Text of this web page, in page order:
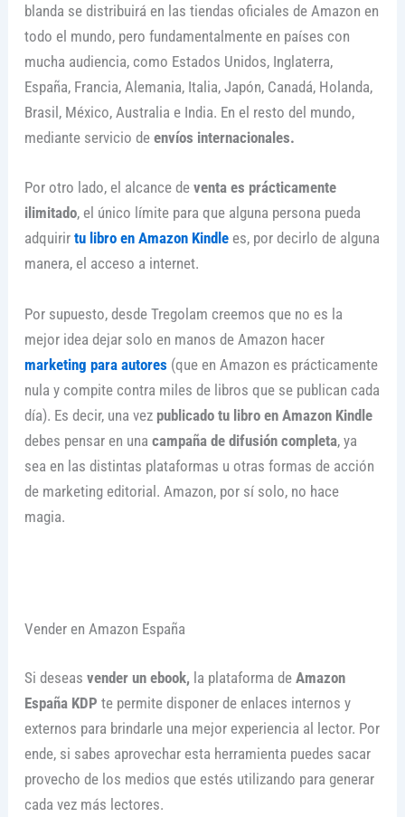
blanda se distribuirá en las tiendas oficiales de Amazon en
todo el mundo, pero fundamentalmente en países con
mucha audiencia, como Estados Unidos, Inglaterra,
España, Francia, Alemania, Italia, Japón, Canadá, Holanda,
Brasil, México, Australia e India. En el resto del mundo,
mediante servicio de envíos internacionales.
Por otro lado, el alcance de venta es prácticamente
ilimitado, el único límite para que alguna persona pueda
adquirir tu libro en Amazon Kindlees, por decirlo de alguna
manera, el acceso a internet.
Por supuesto, desde Tregolam creemos que no es la
mejor idea dejar solo en manos de Amazon hacer
marketing para autores (que en Amazon es prácticamente
nula y compite contra miles de libros que se publican cada
día). Es decir, una vez publicado tu libro en Amazon Kindle
debes pensar en una campaña de difusión completa, ya
sea en las distintas plataformas u otras formas de acción
de marketing editorial. Amazon, por sí solo, no hace
magia.
Vender en Amazon España
Si deseas vender un ebook, la plataforma de Amazon
España KDP te permite disponer de enlaces internos y
externos para brindarle una mejor experiencia al lector. Por
ende, si sabes aprovechar esta herramienta puedes sacar
provecho de los medios que estés utilizando para generar
cada vez más lectores.